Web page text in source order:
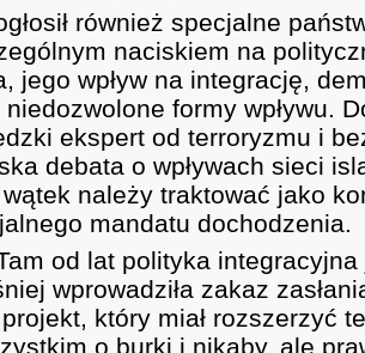
również specjalne
naciskiem na
jego wpływ na integrację,
formy wpływu.
ekspert od terroryzmu i
debata o wpływach sieci
należy traktować jako
mandatu dochodzenia.
od lat polityka
wprowadziła zakaz
który miał rozszerzyć
o burki i nikaby, ale